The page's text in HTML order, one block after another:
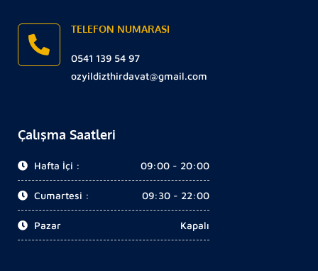
TELEFON NUMARASI
0541 139 54 97
ozyildizthirdavat@gmail.com
Çalışma Saatleri
Hafta İçi : 09:00 - 20:00
Cumartesi : 09:30 - 22:00
Pazar Kapalı